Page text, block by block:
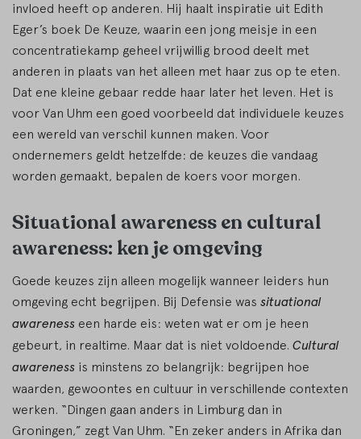
invloed heeft op anderen. Hij haalt inspiratie uit Edith
Eger’s boek De Keuze, waarin een jong meisje in een
concentratiekamp geheel vrijwillig brood deelt met
anderen in plaats van het alleen met haar zus op te eten.
Dat ene kleine gebaar redde haar later het leven. Het is
voor Van Uhm een goed voorbeeld dat individuele keuzes
een wereld van verschil kunnen maken. Voor
ondernemers geldt hetzelfde: de keuzes die vandaag
worden gemaakt, bepalen de koers voor morgen.
Situational awareness en cultural
awareness: ken je omgeving
Goede keuzes zijn alleen mogelijk wanneer leiders hun
omgeving echt begrijpen. Bij Defensie was situational
awareness een harde eis: weten wat er om je heen
gebeurt, in realtime. Maar dat is niet voldoende. Cultural
awareness is minstens zo belangrijk: begrijpen hoe
waarden, gewoontes en cultuur in verschillende contexten
werken. “Dingen gaan anders in Limburg dan in
Groningen,” zegt Van Uhm. “En zeker anders in Afrika dan